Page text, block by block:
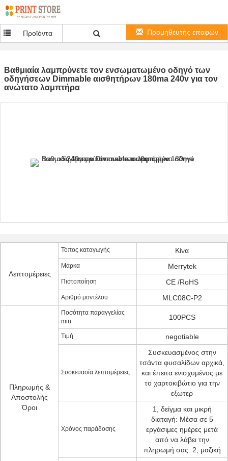
Προϊόντα Προμηθευτής επαφών
Βαθμιαία λαμπρύνετε τον ενσωματωμένο οδηγό των
οδηγήσεων Dimmable αισθητήρων 180ma 240v για τον
ανώτατο λαμπτήρα
Λεπτομέρειες
Τόπος καταγωγής Κίνα
Μάρκα Merrytek
Πιστοποίηση CE /RoHS
Αριθμό μοντέλου MLC08C-P2
Πληρωμής &
Αποστολής
Όροι
Ποσότητα παραγγελίας
min
100PCS
Τιμή negotiable
Συσκευασία λεπτομέρειες
Συσκευασμένος στην
τσάντα φυσαλίδων αρχικά,
και έπειτα ενισχυμένος με
το χαρτοκιβώτιο για την
εξωτερ
Χρόνος παράδοσης
1, δείγμα και μικρή
διαταγή: Μέσα σε 5
εργάσιμες ημέρες μετά
από να λάβει την
πληρωμή σας. 2, μαζική